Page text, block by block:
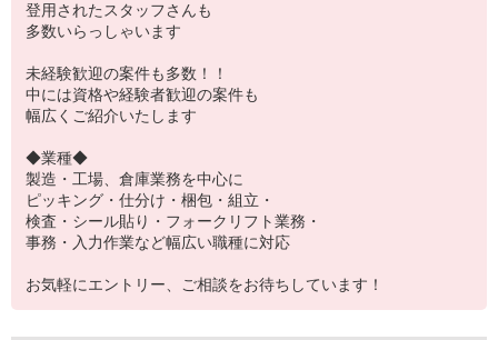
登用されたスタッフさんも
多数いらっしゃいます
未経験歓迎の案件も多数！！
中には資格や経験者歓迎の案件も
幅広くご紹介いたします
◆業種◆
製造・工場、倉庫業務を中心に
ピッキング・仕分け・梱包・組立・
検査・シール貼り・フォークリフト業務・
事務・入力作業など幅広い職種に対応
お気軽にエントリー、ご相談をお待ちしています！